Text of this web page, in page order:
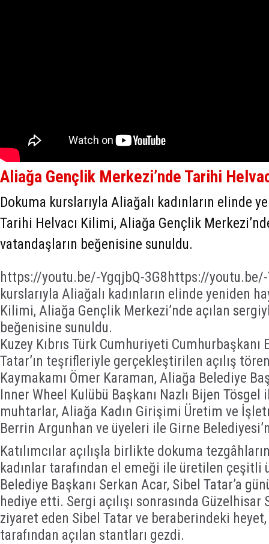
Aliağa Gençlik Merkezi’nde Tarihi
Dokuma kurslarıyla Aliağalı kadınların elinde
Tarihi Helvacı Kilimi, Aliağa Gençlik
vatandaşların beğenisine sunuldu.
https://youtu.be/-YgqjbQ-3G8https://youtu.be/-
kurslarıyla Aliağalı kadınların elinde yeniden
Kilimi, Aliağa Gençlik Merkezi’nde açılan
beğenisine sunuldu.
Kuzey Kıbrıs Türk Cumhuriyeti Cumhurbaşkanı
Tatar’ın teşrifleriyle gerçekleştirilen açılış
Kaymakamı Ömer Karaman, Aliağa Belediye
Inner Wheel Kulübü Başkanı Nazlı Bijen Tösgel
muhtarlar, Aliağa Kadın Girişimi Üretim ve
Berrin Argunhan ve üyeleri ile Girne
Katılımcılar açılışla birlikte dokuma
kadınlar tarafından el emeği ile üretilen
Belediye Başkanı Serkan Acar, Sibel Tatar’a
hediye etti. Sergi açılışı sonrasında Güzelhisar
ziyaret eden Sibel Tatar ve beraberindeki
tarafından açılan stantları gezdi.